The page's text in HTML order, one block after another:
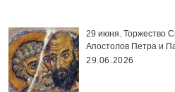
29 июня. Торжество
Апостолов Петра и
29.06.2026